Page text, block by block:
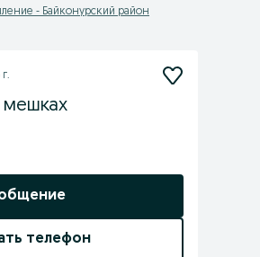
- Байконурский район
телефон